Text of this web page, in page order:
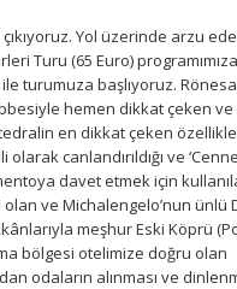
Yol üzerinde arzu
Turu (65 Euro)
turumuza başlıyoruz.
hemen dikkat çeken ve
en dikkat çeken
canlandırıldığı ve ‘Cennet
davet etmek için
ve Michalengelo’nun ünlü
meşhur Eski Köprü
bölgesi otelimize doğru olan
odaların alınması ve